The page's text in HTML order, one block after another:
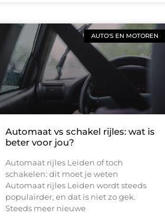
AUTO'S EN MOTOREN
Automaat vs schakel rijles: wat is
beter voor jou?
Automaat rijles Leiden of toch
schakelen: dit moet je weten
Automaat rijles Leiden wordt steeds
populairder, en dat is niet zo gek.
Steeds meer nieuwe